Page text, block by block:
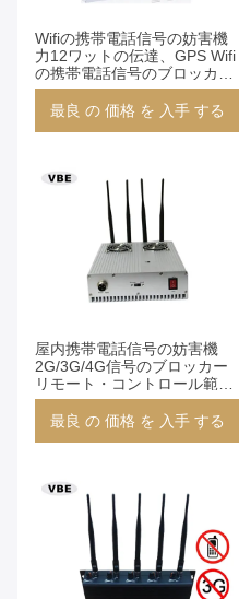
Wifiの携帯電話信号の妨害機
力12ワットの伝達、GPS Wifi
の携帯電話信号のブロッカ
ー、無線信号の妨害機
最良 の 価格 を 入手 する
屋内携帯電話信号の妨害機
2G/3G/4G信号のブロッカー
リモート・コントロール範囲
1 - 5mの屋内RF信号の妨害機
最良 の 価格 を 入手 する